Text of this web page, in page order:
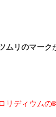
ムリのマーク
リディウムの